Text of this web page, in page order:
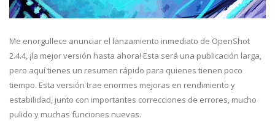
Me enorgullece anunciar el lanzamiento inmediato de OpenShot
2.4.4, ¡la mejor versión hasta ahora! Esta será una publicación larga,
pero aquí tienes un resumen rápido para quienes tienen poco
tiempo. Esta versión trae enormes mejoras en rendimiento y
estabilidad, junto con importantes correcciones de errores, mucho
pulido y muchas funciones nuevas.